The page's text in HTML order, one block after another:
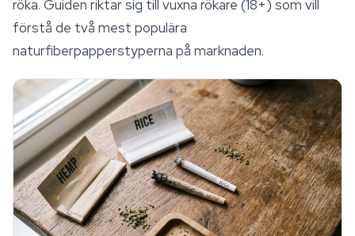
röka. Guiden riktar sig till vuxna rökare (18+) som vill
förstå de två mest populära
naturfiberpapperstyperna på marknaden.